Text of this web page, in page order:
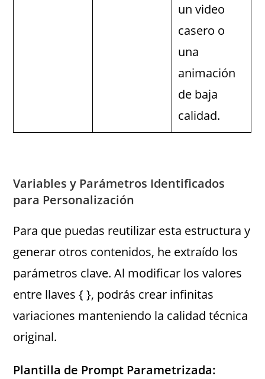
un video
casero o
una
animación
de baja
calidad.
Variables y Parámetros Identificados
para Personalización
Para que puedas reutilizar esta estructura y
generar otros contenidos, he extraído los
parámetros clave. Al modificar los valores
entre llaves { }, podrás crear infinitas
variaciones manteniendo la calidad técnica
original.
Plantilla de Prompt Parametrizada: